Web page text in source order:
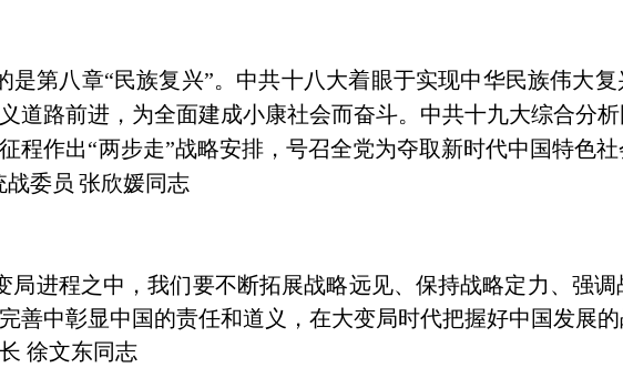
是第八章“民族复兴”。中共十八大着眼于实现中华民族伟大
道路前进，为全面建成小康社会而奋斗。中共十九大综合分
程作出“两步走”战略安排，号召全党为夺取新时代中国特色
战委员 张欣媛同志
局进程之中，我们要不断拓展战略远见、保持战略定力、强
善中彰显中国的责任和道义，在大变局时代把握好中国发展
徐文东同志